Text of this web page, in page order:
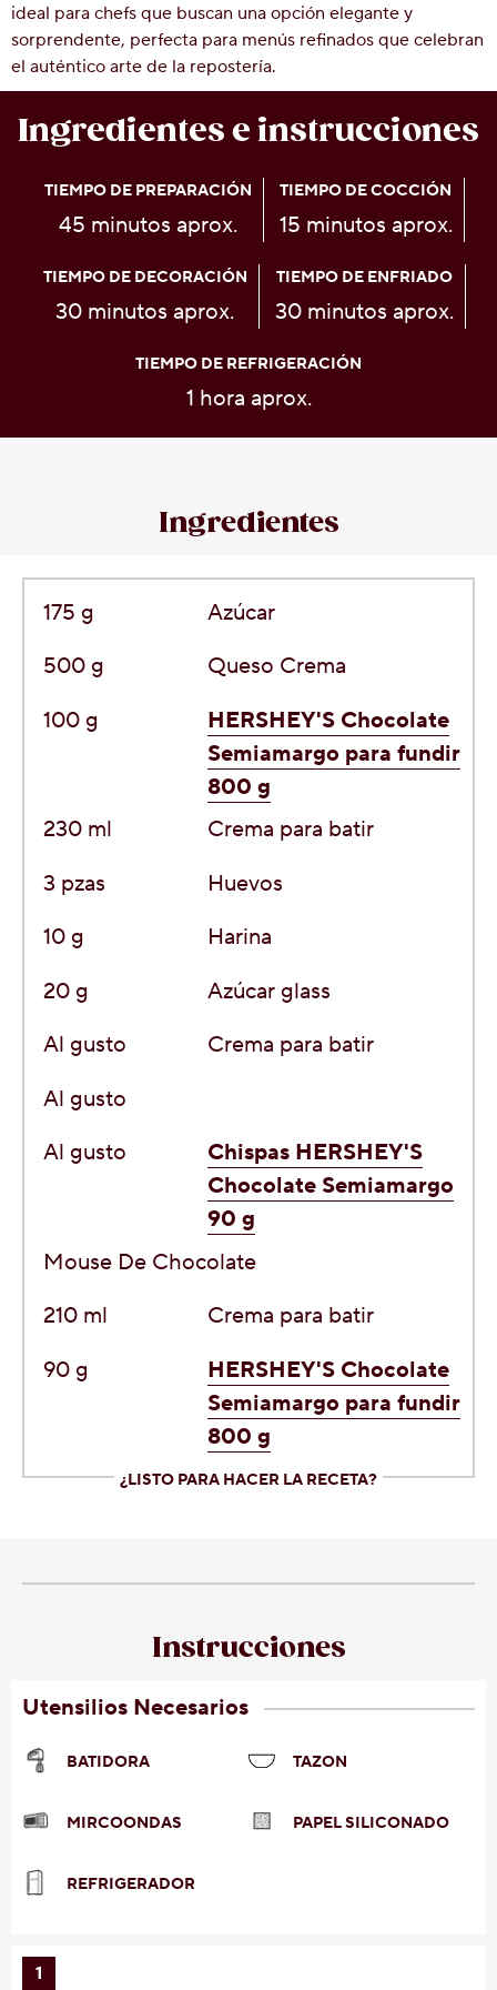
ideal para chefs que buscan una opción elegante y
sorprendente, perfecta para menús refinados que celebran
el auténtico arte de la repostería.
Ingredientes e instrucciones
TIEMPO DE PREPARACIÓN
45 minutos aprox.
TIEMPO DE COCCIÓN
15 minutos aprox.
TIEMPO DE DECORACIÓN
30 minutos aprox.
TIEMPO DE ENFRIADO
30 minutos aprox.
TIEMPO DE REFRIGERACIÓN
1 hora aprox.
Ingredientes
175 g
Azúcar
500 g
Queso Crema
100 g
HERSHEY'S Chocolate
Semiamargo para fundir
800 g
230 ml
Crema para batir
3 pzas
Huevos
10 g
Harina
20 g
Azúcar glass
Al gusto
Crema para batir
Al gusto
Al gusto
Chispas HERSHEY'S
Chocolate Semiamargo
90 g
Mouse De Chocolate
210 ml
Crema para batir
90 g
HERSHEY'S Chocolate
Semiamargo para fundir
800 g
¿LISTO PARA HACER LA RECETA?
Instrucciones
Utensilios Necesarios
BATIDORA TAZON
MIRCOONDAS PAPEL SILICONADO
REFRIGERADOR
1